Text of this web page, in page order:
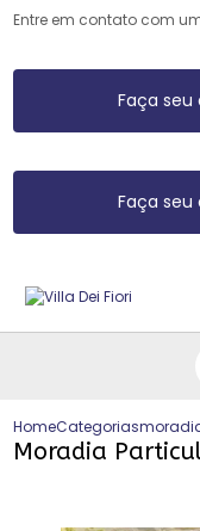
Entre em contato com
Faça
Faça
HomeCategorias
Moradia